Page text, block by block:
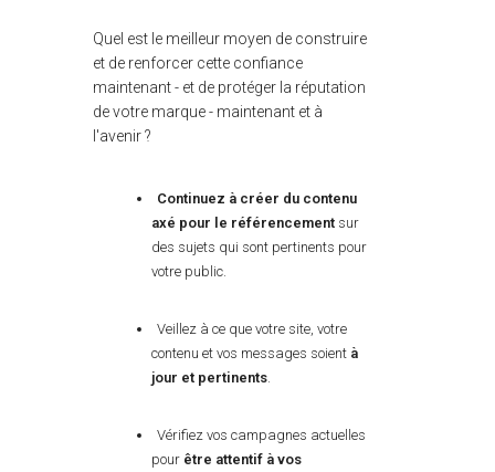
Quel est le meilleur moyen de construire
et de renforcer cette confiance
maintenant - et de protéger la réputation
de votre marque - maintenant et à
l'avenir ?
Continuez à créer du contenu
axé pour le référencement sur
des sujets qui sont pertinents pour
votre public.
Veillez à ce que votre site, votre
contenu et vos messages soient à
jour et pertinents
Vérifiez vos campagnes actuelles
pour être attentif à vos